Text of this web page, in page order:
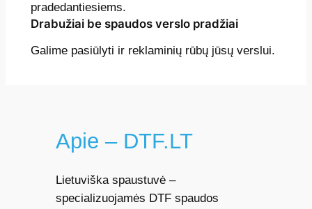
pradedantiesiems.
Drabužiai be spaudos verslo pradžiai
Galime pasiūlyti ir reklaminių rūbų jūsų verslui.
Apie – DTF.LT
Lietuviška spaustuvė –
specializuojamės DTF spaudos